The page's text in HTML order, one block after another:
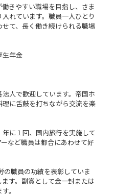
きやすい職場を目指し、さま
れています。職員一人ひとり
て、長く働き続けられる職場
生年金
人で歓迎しています。帝国ホ
に舌鼓を打ちながら交流を楽
に１回、国内旅行を実施して
など職員は都合にあわせて好
の職員の功績を表彰していま
す。副賞として金一封または
。